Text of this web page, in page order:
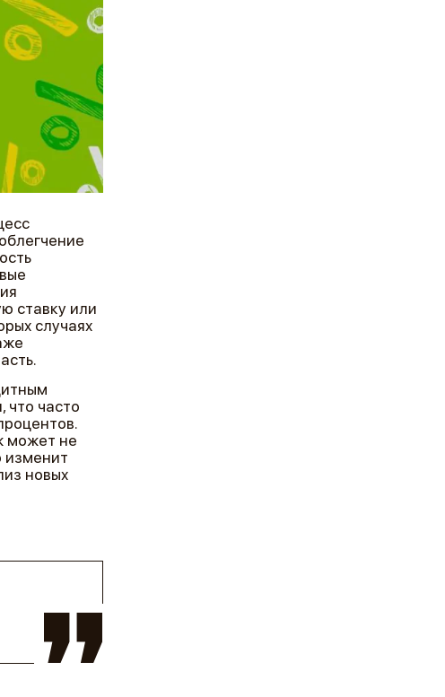
ставку или
случаях
что часто
может не
изменит
новых